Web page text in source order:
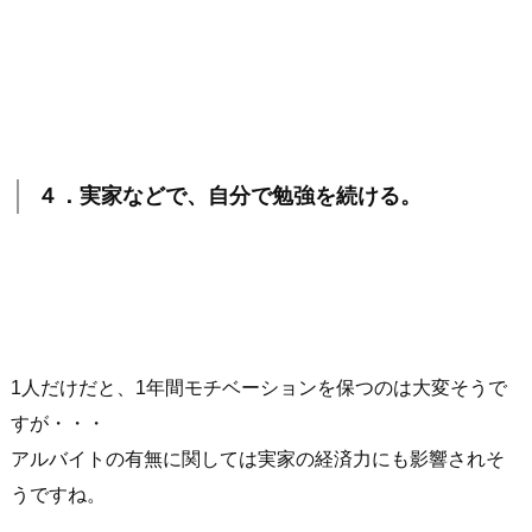
４．実家などで、自分で勉強を続ける。
1人だけだと、1年間モチベーションを保つのは大変そうで
すが・・・
アルバイトの有無に関しては実家の経済力にも影響されそ
うですね。